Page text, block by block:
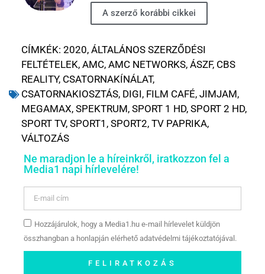
A szerző korábbi cikkei
CÍMKÉK: 2020, ÁLTALÁNOS SZERZŐDÉSI
FELTÉTELEK, AMC, AMC NETWORKS, ÁSZF, CBS
REALITY, CSATORNAKÍNÁLAT,
CSATORNAKIOSZTÁS, DIGI, FILM CAFÉ, JIMJAM,
MEGAMAX, SPEKTRUM, SPORT 1 HD, SPORT 2 HD,
SPORT TV, SPORT1 , SPORT2, TV PAPRIKA,
VÁLTOZÁS
Ne maradjon le a híreinkről, iratkozzon fel a
Media1 napi hírlevelére!
Hozzájárulok, hogy a Media1.hu e-mail hírlevelet küldjön
összhangban a honlapján elérhető adatvédelmi tájékoztatójával.
FELIRATKOZÁS